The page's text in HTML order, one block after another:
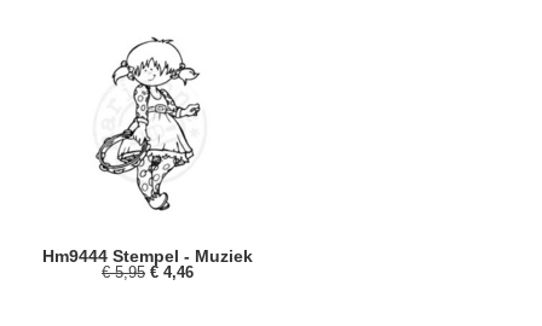
Hm9444 Stempel - Muziek
€ 5,95 € 4,46